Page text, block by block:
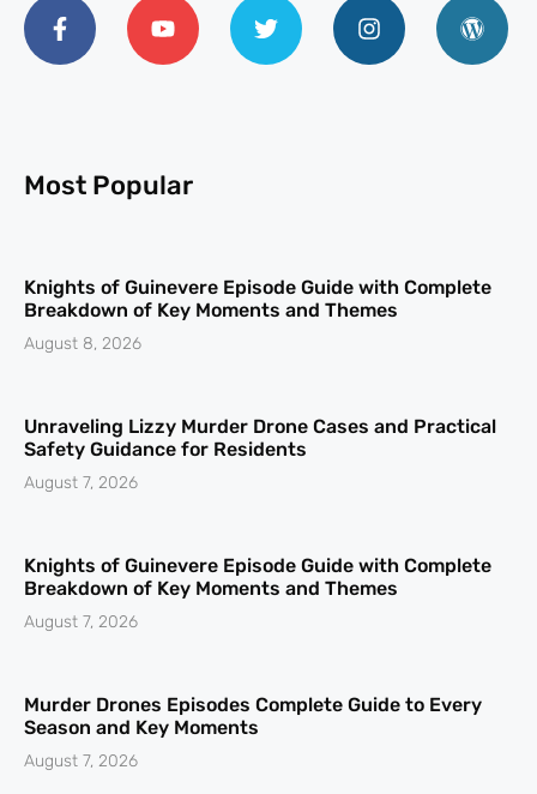
Most Popular
Knights of Guinevere Episode Guide with Complete
Breakdown of Key Moments and Themes
August 8, 2026
Unraveling Lizzy Murder Drone Cases and Practical
Safety Guidance for Residents
August 7, 2026
Knights of Guinevere Episode Guide with Complete
Breakdown of Key Moments and Themes
August 7, 2026
Murder Drones Episodes Complete Guide to Every
Season and Key Moments
August 7, 2026